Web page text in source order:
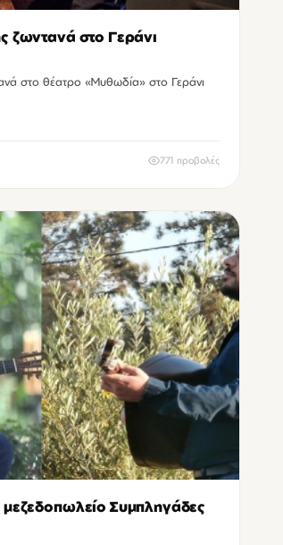
ζωντανά στο Γεράνι
στο θέατρο «Μυθωδία» στο Γεράνι
771 προβολές
Συμπληγάδες